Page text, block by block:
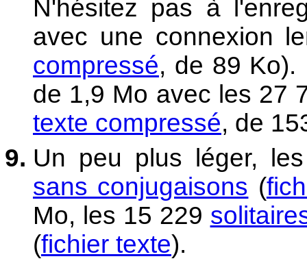
N'hésitez pas à
avec une connexion
compressé, de 89 Ko).
de 1,9 Mo avec les 27
texte compressé, de
Un peu plus léger,
sans conjugaisons (
Mo, les 15 229
(fichier texte).